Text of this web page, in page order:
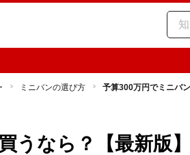
ミニバンの選び方 予算300万円でミニバ
うなら？【最新版】